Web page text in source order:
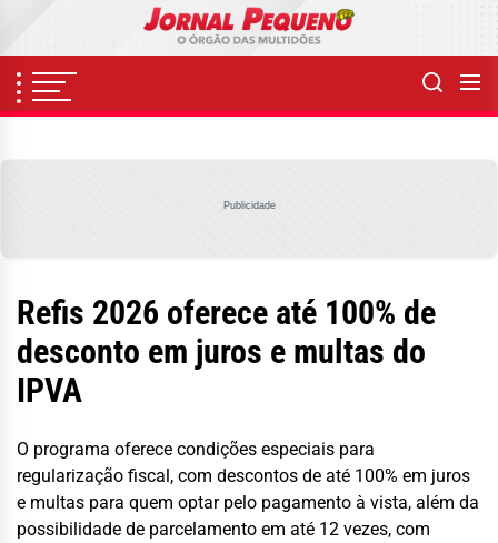
content
Publicidade
Refis 2026 oferece até 100% de
desconto em juros e multas do
IPVA
O programa oferece condições especiais para
regularização fiscal, com descontos de até 100% em juros
e multas para quem optar pelo pagamento à vista, além da
possibilidade de parcelamento em até 12 vezes, com